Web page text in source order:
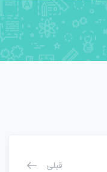
قبلی